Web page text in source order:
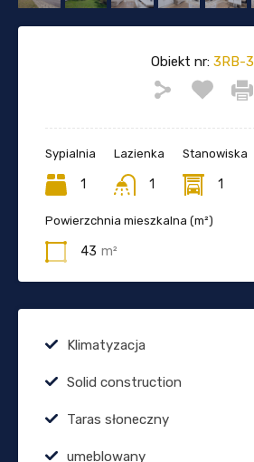
Obiekt nr: 3RB-3
Sypialnia
1
Lazienka
1
Stanowiska
1
Powierzchnia mieszkalna (m²)
43 m²
Klimatyzacja
Solid construction
Taras słoneczny
umeblowany